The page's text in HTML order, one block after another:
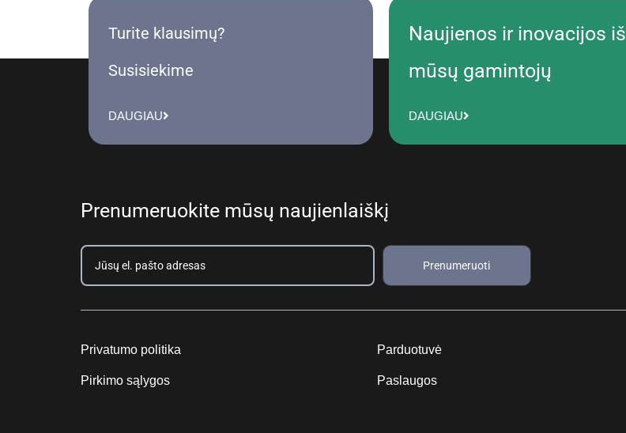
Turite klausimų?
Susisiekime
DAUGIAU
Naujienos ir inovacijos iš
mūsų gamintojų
DAUGIAU
Prenumeruokite mūsų naujienlaiškį
Prenumeruoti
Privatumo politika
Pirkimo sąlygos
Parduotuvė
Paslaugos